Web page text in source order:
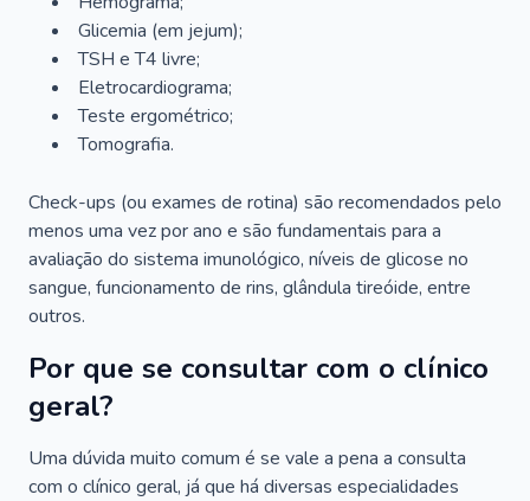
Glicemia (em jejum);
TSH e T4 livre;
Eletrocardiograma;
Teste ergométrico;
Tomografia.
Check-ups (ou exames de rotina) são recomendados pelo
menos uma vez por ano e são fundamentais para a
avaliação do sistema imunológico, níveis de glicose no
sangue, funcionamento de rins, glândula tireóide, entre
outros.
Por que se consultar com o clínico
geral?
Uma dúvida muito comum é se vale a pena a consulta
com o clínico geral, já que há diversas especialidades